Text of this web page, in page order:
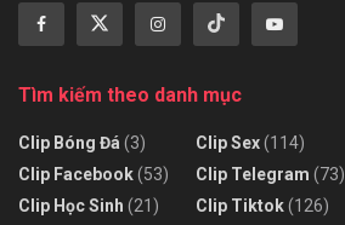
Tìm kiếm theo danh mục
Clip Bóng Đá (3)
Clip Facebook(53)
Clip Học Sinh (21)
Clip Sex(114)
Clip Telegram (73)
Clip Tiktok(126)